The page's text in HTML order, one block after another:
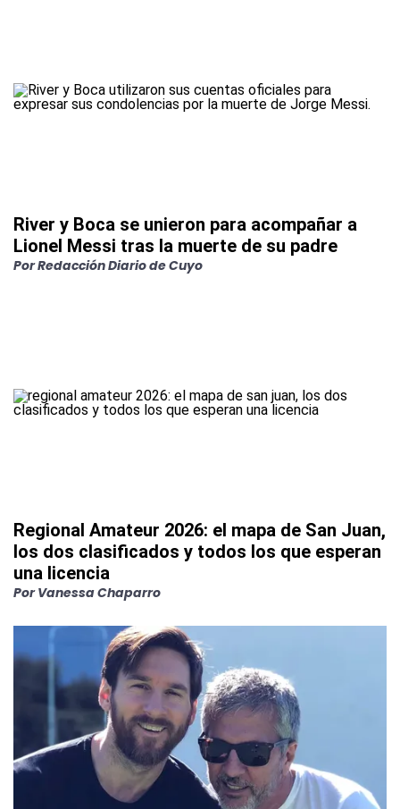
River y Boca se unieron para acompañar a
Lionel Messi tras la muerte de su padre
PorRedacción Diario de Cuyo
Regional Amateur 2026: el mapa de San Juan,
los dos clasificados y todos los que esperan
una licencia
Por Vanessa Chaparro